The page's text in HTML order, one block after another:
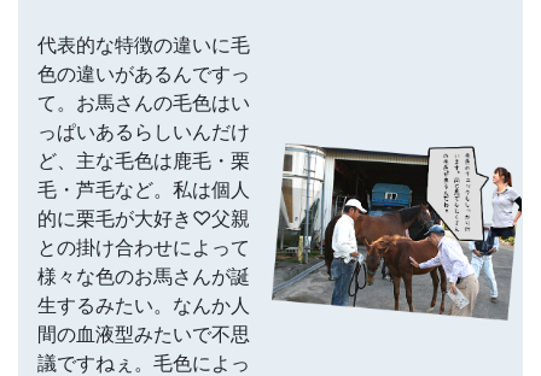
代表的な特徴の違いに毛
色の違いがあるんですっ
て。お馬さんの毛色はい
っぱいあるらしいんだけ
ど、主な毛色は鹿毛・栗
毛・芦毛など。私は個人
的に栗毛が大好き♡父親
との掛け合わせによって
様々な色のお馬さんが誕
生するみたい。なんか人
間の血液型みたいで不思
議ですねぇ。毛色によっ